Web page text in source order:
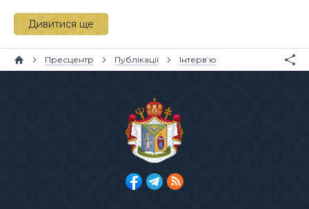
Дивитися ще
Пресцентр Публікації Інтерв’ю